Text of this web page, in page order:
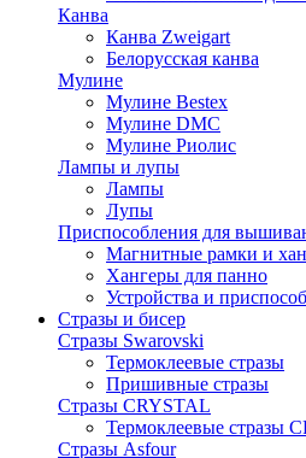
Канва
Канва Zweigart
Белорусская канва
Мулине
Мулине Bestex
Мулине DMC
Мулине Риолис
Лампы и лупы
Лампы
Лупы
Приспособления для
Магнитные рамки и
Хангеры для панно
Устройства и
Стразы и бисер
Стразы Swarovski
Термоклеевые стразы
Пришивные стразы
Стразы CRYSTAL
Термоклеевые стразы
Стразы Asfour